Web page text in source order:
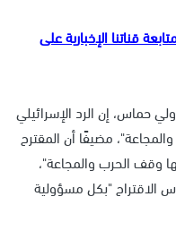
"عرب 48" يُمكنك متابعة قناتنا الإخبارية على
حماس، إن الرد الإسرائيلي
مضيفًا أن المقترح
وقف الحرب والمجاعة"،
الاقتراح "بكل مسؤولية